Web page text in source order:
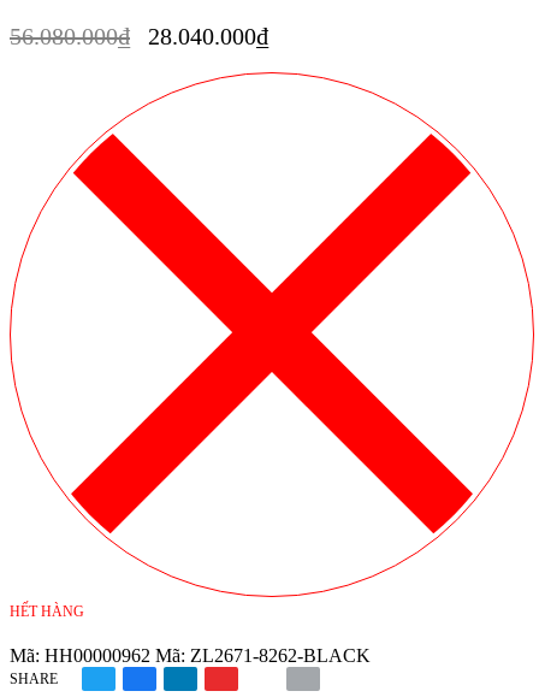
56.080.000₫ 28.040.000₫
HẾT HÀNG
Mã: HH00000962 Mã: ZL2671-8262-BLACK
SHARE